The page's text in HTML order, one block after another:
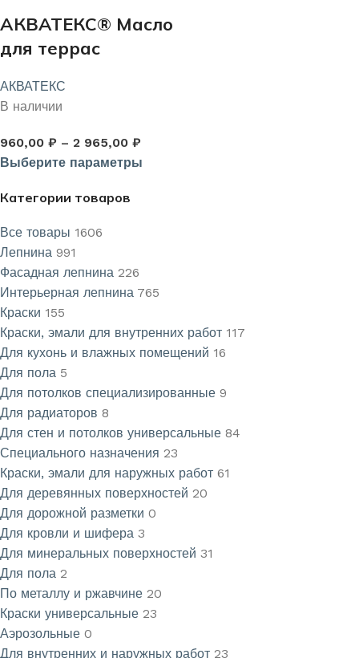
Категории товаров
Все товары 1606
Лепнина 991
Фасадная лепнина 226
Интерьерная лепнина 765
Краски 155
Краски, эмали для внутренних работ 117
Для кухонь и влажных помещений 16
Для пола 5
Для потолков специализированные 9
Для радиаторов 8
Для стен и потолков универсальные 84
Специального назначения 23
Краски, эмали для наружных работ 61
Для деревянных поверхностей 20
Для дорожной разметки 0
Для кровли и шифера 3
Для минеральных поверхностей 31
Для пола 2
По металлу и ржавчине 20
Краски универсальные 23
Аэрозольные 0
Для внутренних и наружных работ 23
АКВАТЕКС® Масло
для террас
АКВАТЕКС
В наличии
960,00 ₽ – 2 965,00 ₽
Выберите параметры